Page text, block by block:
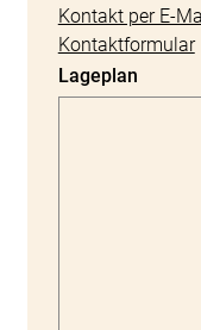
Kontakt per E-
Kontaktformular
Lageplan